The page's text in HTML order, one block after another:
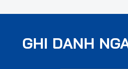
GHI DANH